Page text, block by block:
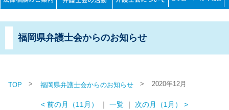
福岡県弁護士会からのお知らせ
TOP > 福岡県弁護士会からのお知らせ > 2020年12月
< 前の月（11月） ｜ 一覧 ｜ 次の月（1月） >